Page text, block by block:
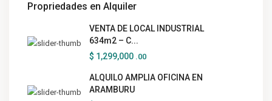
Propriedades en Alquiler
VENTA DE LOCAL INDUSTRIAL
634m2 – C...
$ 1,299,000 .00
ALQUILO AMPLIA OFICINA EN
ARAMBURU